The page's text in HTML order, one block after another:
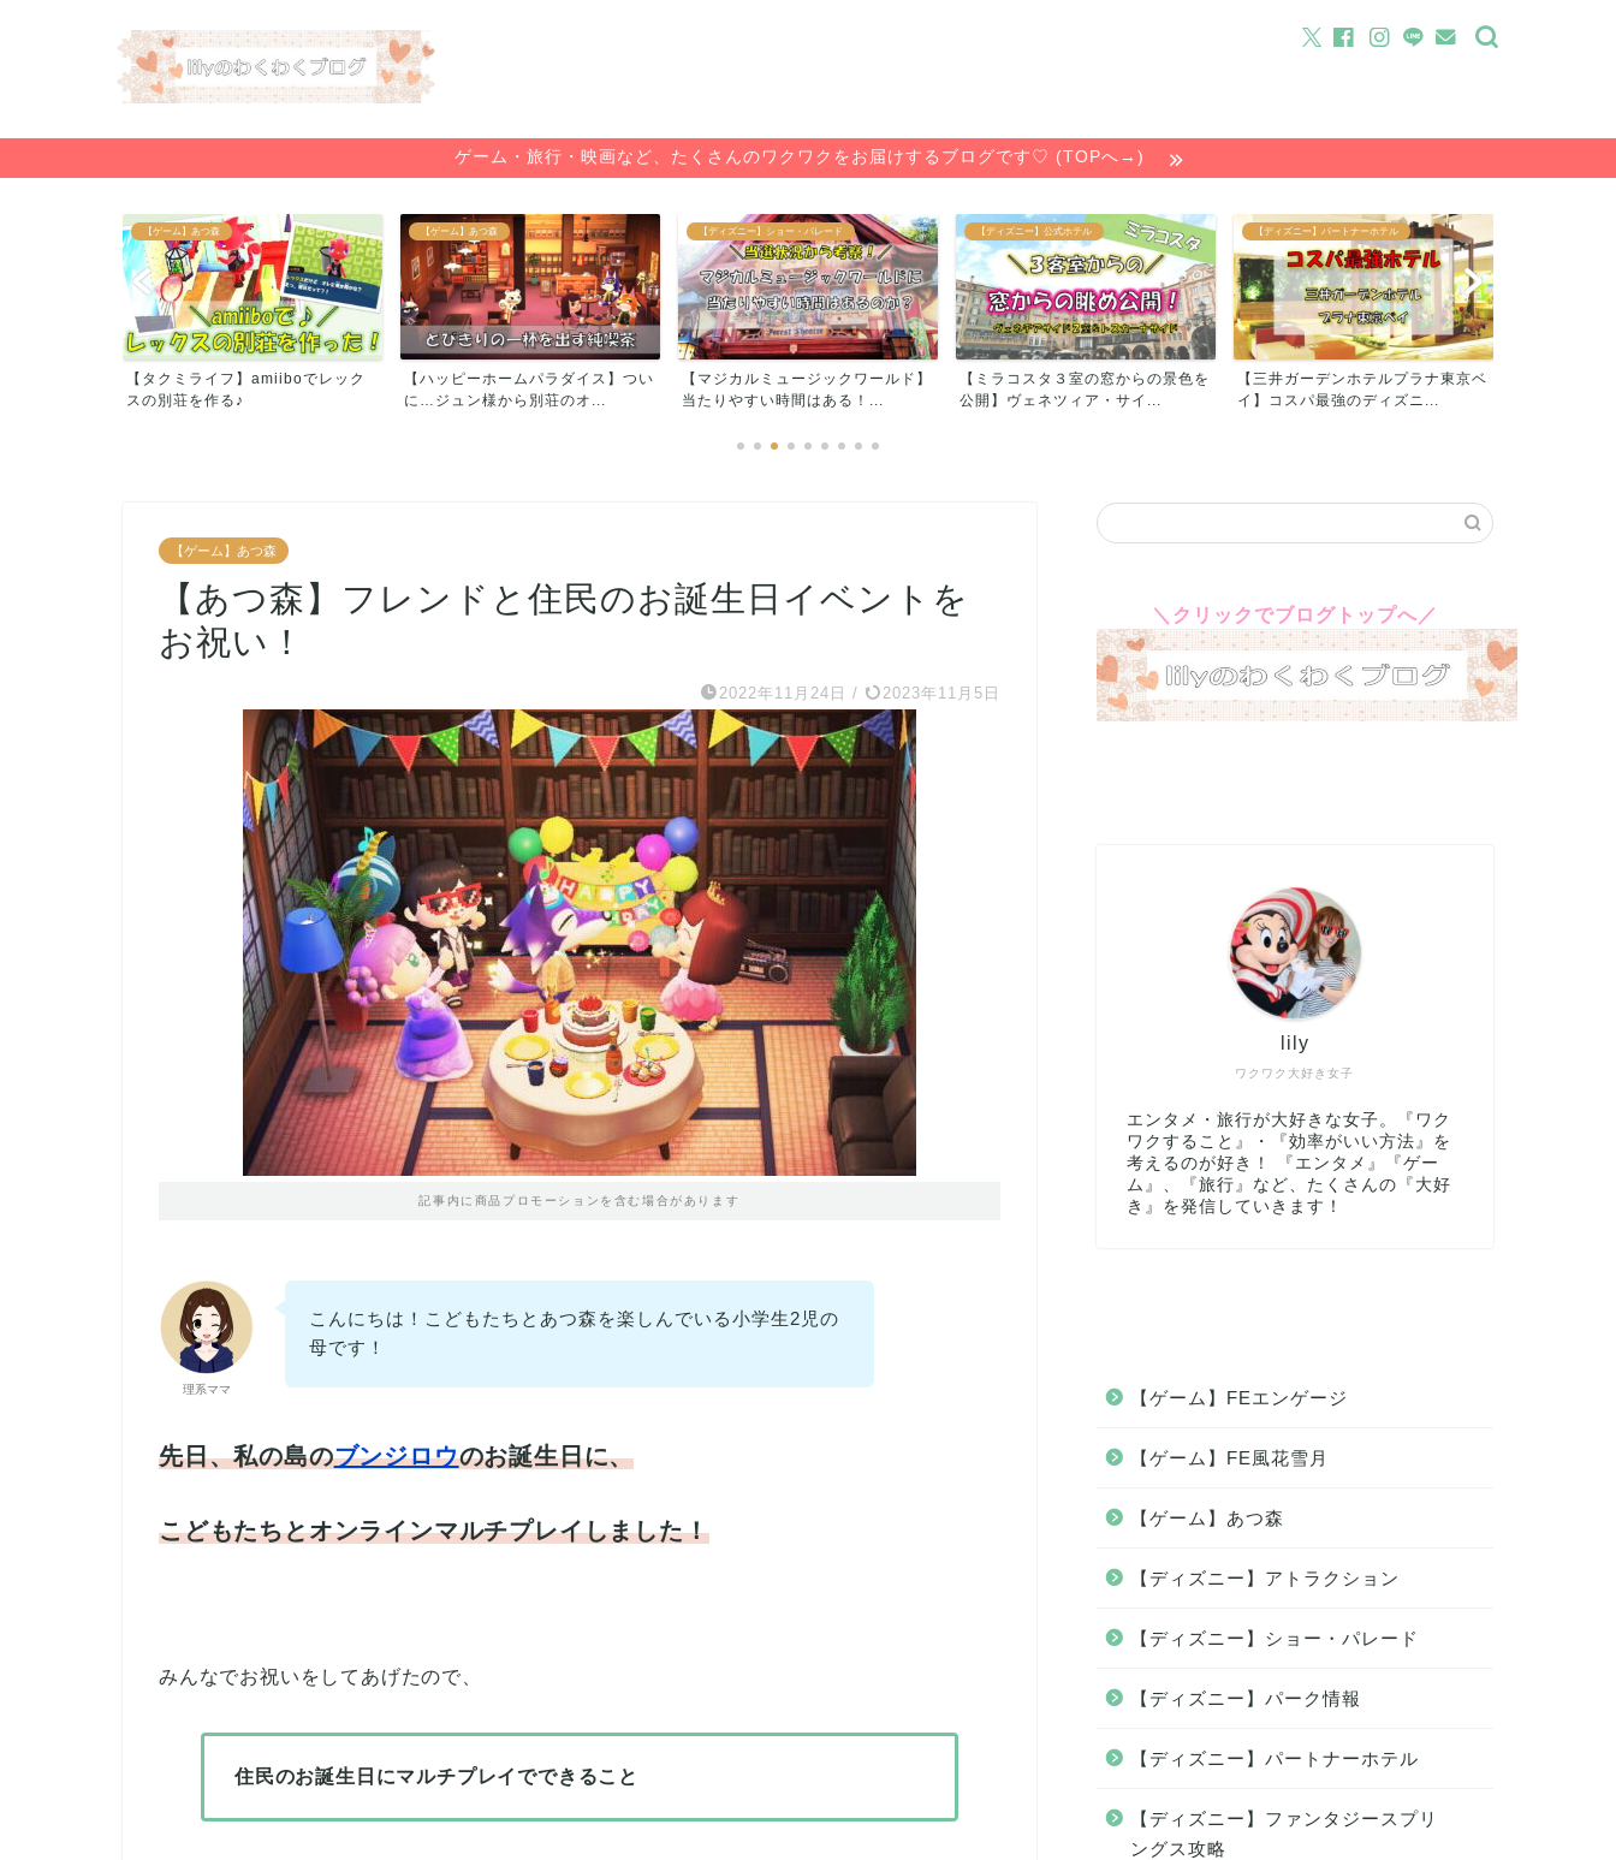
ゲーム・旅行・映画など、たくさんのワクワクをお届けするブログです♡ (TOPへ→)
【ゲーム】あつ森
【タクミライフ】amiiboでレック
スの別荘を作る♪
【ゲーム】あつ森
【ハッピーホームパラダイス】つい
に…ジュン様から別荘のオ...
【ディズニー】ショー・パレード
【マジカルミュージックワールド】
当たりやすい時間はある！...
【ディズニー】公式ホテル
【ミラコスタ３室の窓からの景色を
公開】ヴェネツィア・サイ...
【ディズニー】パートナーホテル
【三井ガーデンホテルプラナ東京ベ
イ】コスパ最強のディズニ...
【ゲーム】あつ森
【あつ森】フレンドと住民のお誕生日イベントを
お祝い！
2022年11月24日 / 2023年11月5日
記事内に商品プロモーションを含む場合があります
理系ママ
こんにちは！こどもたちとあつ森を楽しんでいる小学生2児の
母です！
先日、私の島のブンジロウのお誕生日に、
こどもたちとオンラインマルチプレイしました！
みんなでお祝いをしてあげたので、
住民のお誕生日にマルチプレイでできること
＼クリックでブログトップへ／
ワクワク大好き女子
lily
エンタメ・旅行が大好きな女子。『ワク
ワクすること』・『効率がいい方法』を
考えるのが好き！ 『エンタメ』『ゲー
ム』、『旅行』など、たくさんの『大好
き』を発信していきます！
【ゲーム】FEエンゲージ
【ゲーム】FE風花雪月
【ゲーム】あつ森
【ディズニー】アトラクション
【ディズニー】ショー・パレード
【ディズニー】パーク情報
【ディズニー】パートナーホテル
【ディズニー】ファンタジースプリ
ングス攻略